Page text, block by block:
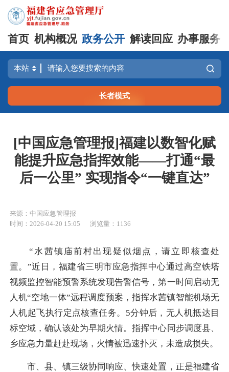
首页 机构概况 政务公开 解读回应 办事服务
长者模式
[中国应急管理报]福建以数智化赋
能提升应急指挥效能——打通“最
后一公里” 实现指令“一键直达”
来源：中国应急管理报
时间：2026-04-20 15:05
浏览量：1136
“水茜镇庙前村出现疑似烟点，请立即核查处
置。”近日，福建省三明市应急指挥中心通过高空铁塔
视频监控智能预警系统发现告警信号，第一时间启动无
人机“空地一体”远程调度预案，指挥水茜镇智能机场无
人机起飞执行定点核查任务。5分钟后，无人机抵达目
标空域，确认该处为早期火情。指挥中心同步调度县、
乡应急力量赶赴现场，火情被迅速扑灭，未造成损失。
市、县、镇三级协同响应、快速处置，正是福建省